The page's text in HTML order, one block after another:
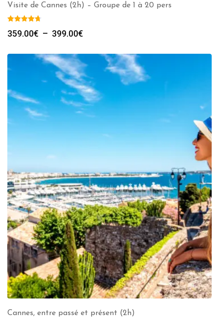
Visite de Cannes (2h) – Groupe de 1 à 20 pers
359.00€ – 399.00€
prix :
359.00€
à
399.00€
Cannes, entre passé et présent (2h)